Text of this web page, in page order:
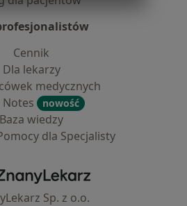
Cennik
Dla lekarzy
medycznych
Notes
nowość
Baza wiedzy
dla Specjalisty
ZnanyLekarz - Strona główna
Sp. z o.o.